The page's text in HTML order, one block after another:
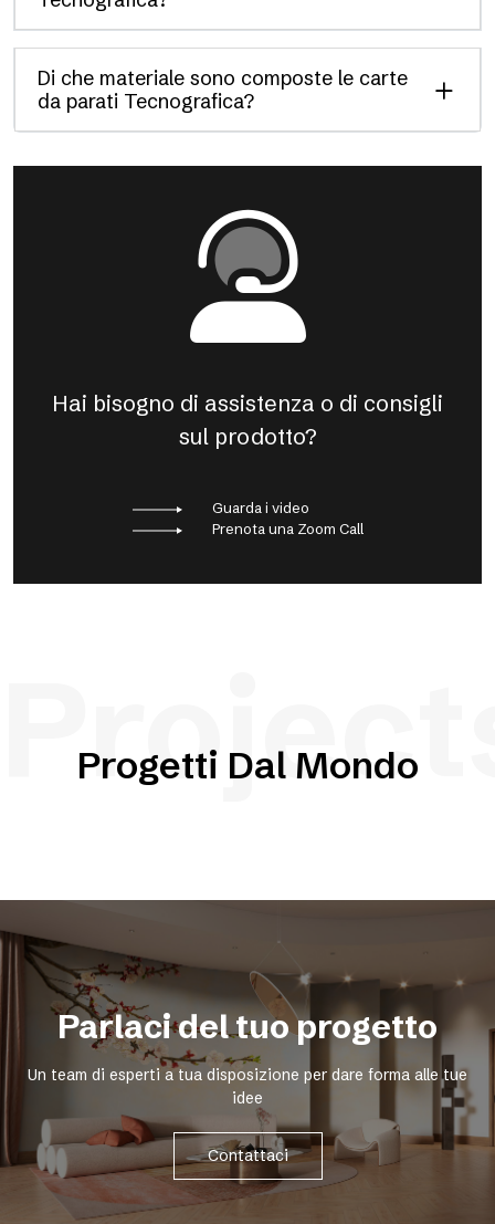
Di che materiale sono composte le carte
da parati Tecnografica?
Hai bisogno di assistenza o di consigli
sul prodotto?
Guarda i video
Prenota una Zoom Call
Progetti Dal Mondo
Parlaci del tuo progetto
Un team di esperti a tua disposizione per dare forma alle tue
idee
Contattaci